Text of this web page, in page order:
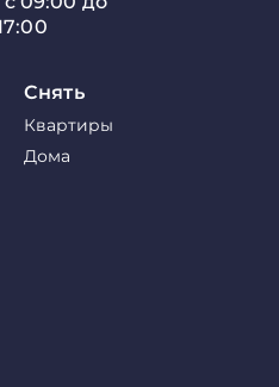
Снять
Квартиры
Дома